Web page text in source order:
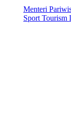
Menteri
Sport Tourism